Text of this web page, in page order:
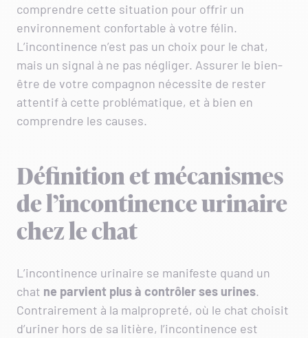
comprendre cette situation pour offrir un
environnement confortable à votre félin.
L’incontinence n’est pas un choix pour le chat,
mais un signal à ne pas négliger. Assurer le bien-
être de votre compagnon nécessite de rester
attentif à cette problématique, et à bien en
comprendre les causes.
Définition et mécanismes
de l’incontinence urinaire
chez le chat
L’incontinence urinaire se manifeste quand un
chat ne parvient plus à contrôler ses urines.
Contrairement à la malpropreté, où le chat choisit
d’uriner hors de sa litière, l’incontinence est